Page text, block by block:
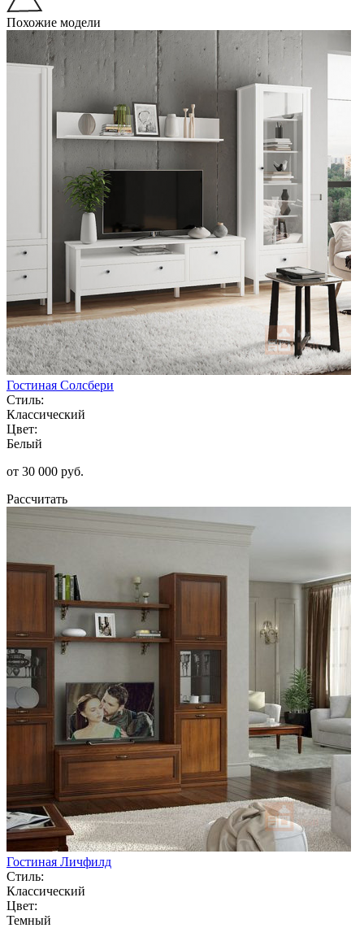
Похожие модели
Гостиная Солсбери
Стиль:
Классический
Цвет:
Белый
от 30 000 руб.
Рассчитать
Гостиная Личфилд
Стиль:
Классический
Цвет:
Темный